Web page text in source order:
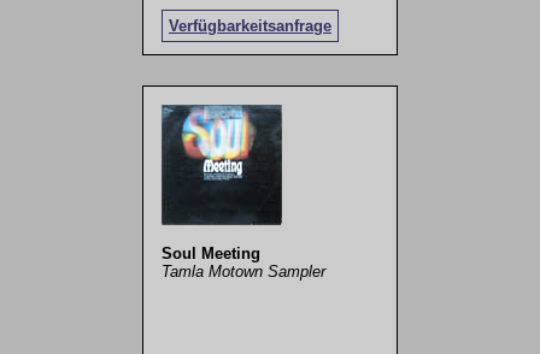
Verfügbarkeitsanfrage
Soul Meeting
Tamla Motown Sampler